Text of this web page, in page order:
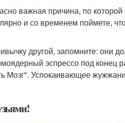
важная причина, по
и со временем поймете,
другой, запомните: они
эспрессо под конец
Мозг". Успокаивающее